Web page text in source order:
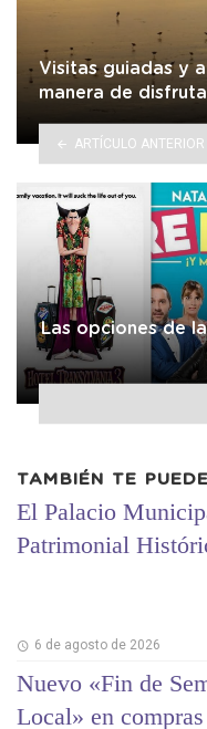
Visitas guiadas y
manera de
ARTÍCULO ANTERIOR
Las opciones de
TAMBIÉN TE
El Palacio
Patrimonial
6 de agosto de 2026
Nuevo «Fin de
Local» en